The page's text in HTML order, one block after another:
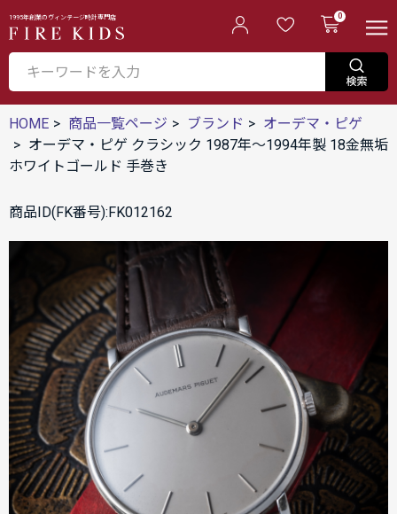
1995年創業のヴィンテージ時計専門店 0
HOME 商品一覧ページ ブランド
オーデマ・ピゲ
オーデマ・ピゲ クラシック 1987年～1994年製 18金無垢
ホワイトゴールド 手巻き
商品ID(FK番号):FK012162